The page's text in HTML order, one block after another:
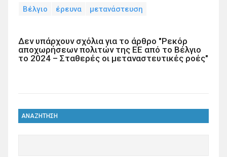
Βέλγιο έρευνα μετανάστευση
Δεν υπάρχουν σχόλια για το άρθρο "Ρεκόρ
αποχωρήσεων πολιτών της ΕΕ από το Βέλγιο
το 2024 – Σταθερές οι μεταναστευτικές ροές"
ΑΝΑΖΗΤΗΣΗ